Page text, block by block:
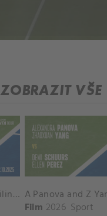
ZOBRAZIT VŠE
A. Krunic and A. Danilina vs. P. Hon and K. Muchova Match Highlights - BEIJING_Capital Group Diamond ( October 02, 2025)
Film 2026 Sport